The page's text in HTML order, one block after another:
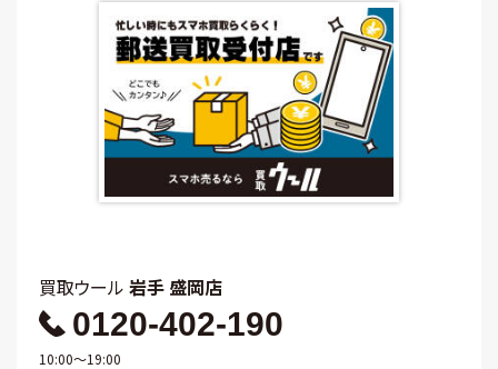
買取ウール 岩手 盛岡店
0120-402-190
10:00～19:00